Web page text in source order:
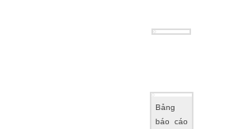
Bảng
báo cáo